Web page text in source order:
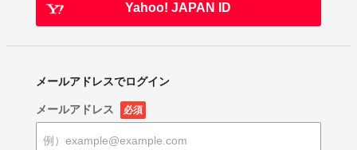
Yahoo! JAPAN ID
メールアドレスでログイン
メールアドレス 必須